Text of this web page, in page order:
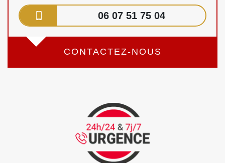
06 07 51 75 04
CONTACTEZ-NOUS